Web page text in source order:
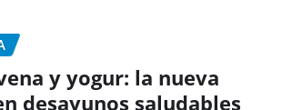
y yogur: la nueva
desayunos saludables